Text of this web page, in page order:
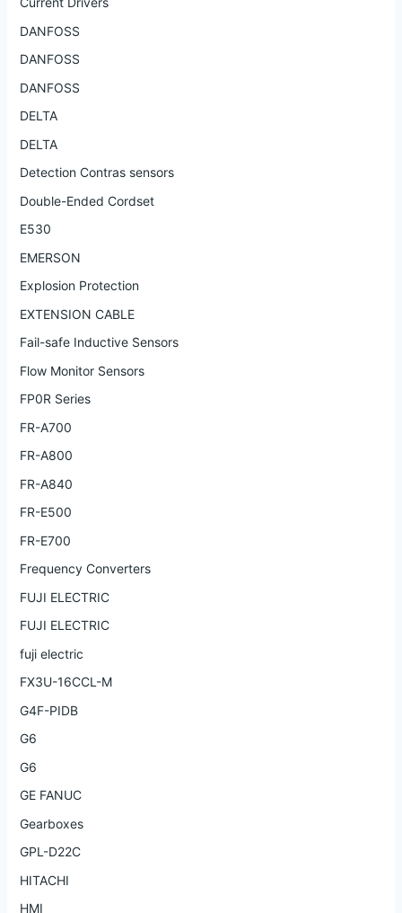
DANFOSS
DANFOSS
DANFOSS
DELTA
DELTA
Detection Contras sensors
Double-Ended Cordset
E530
EMERSON
Explosion Protection
EXTENSION CABLE
Fail-safe Inductive Sensors
Flow Monitor Sensors
FP0R Series
FR-A700
FR-A800
FR-A840
FR-E500
FR-E700
Frequency Converters
FUJI ELECTRIC
FUJI ELECTRIC
fuji electric
FX3U-16CCL-M
G4F-PIDB
G6
G6
GE FANUC
Gearboxes
GPL-D22C
HITACHI
HMI